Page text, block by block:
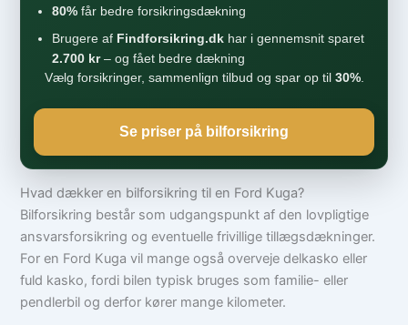
80% får bedre forsikringsdækning
Brugere af Findforsikring.dk har i gennemsnit sparet
2.700 kr– og fået bedre dækning
Vælg forsikringer, sammenlign tilbud og spar op til 30%.
Se priser på bilforsikring
Hvad dækker en bilforsikring til en Ford Kuga?
Bilforsikring består som udgangspunkt af den lovpligtige
ansvarsforsikring og eventuelle frivillige tillægsdækninger.
For en Ford Kuga vil mange også overveje delkasko eller
fuld kasko, fordi bilen typisk bruges som familie- eller
pendlerbil og derfor kører mange kilometer.